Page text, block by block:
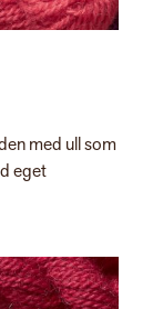
med ull som
eget